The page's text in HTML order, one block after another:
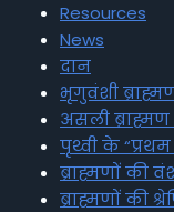
Resources
News
दान
भृगुवंशी
असली ब्राह्मण
पृथ्वी के
ब्राह्मणों की
ब्राह्मणों की